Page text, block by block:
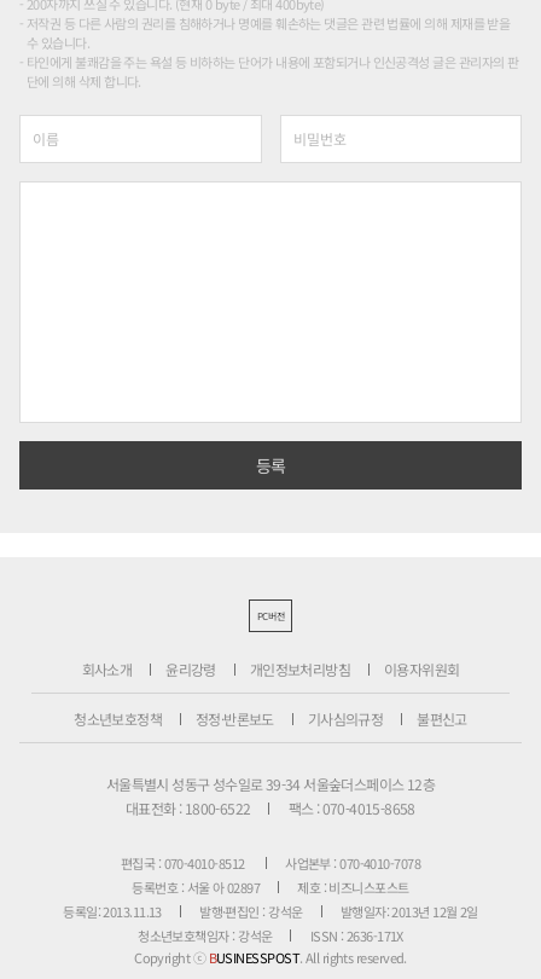
저작권 등 다른 사람의 권리를 침해하거나 명예를 훼손하는 댓글은 관련 법률에 의해 제재를 받을
수 있습니다.
타인에게 불쾌감을 주는 욕설 등 비하하는 단어가 내용에 포함되거나 인신공격성 글은 관리자의 판
단에 의해 삭제 합니다.
PC버전
회사소개 윤리강령 개인정보처리방침 이용자위원회
청소년보호정책 정정·반론보도 기사심의규정 불편신고
서울특별시 성동구 성수일로 39-34 서울숲더스페이스 12층
대표전화 : 1800-6522
팩스 : 070-4015-8658
편집국 : 070-4010-8512
사업본부 : 070-4010-7078
등록번호 : 서울 아 02897
제호 : 비즈니스포스트
등록일: 2013.11.13
발행·편집인 : 강석운
발행일자: 2013년 12월 2일
청소년보호책임자 : 강석운
ISSN : 2636-171X
Copyright ⓒBUSINESSPOST. All rights reserved.